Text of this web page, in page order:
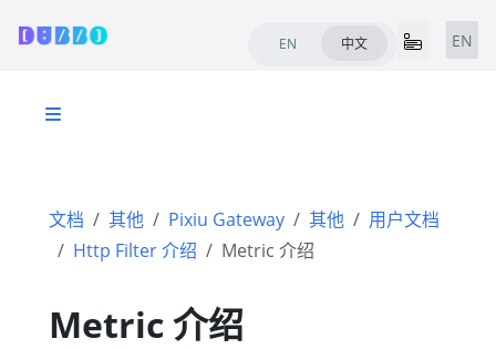
EN 中文 EN
文档 其他 Pixiu Gateway 其他
用户文档
Http Filter 介绍
Metric 介绍
Metric 介绍